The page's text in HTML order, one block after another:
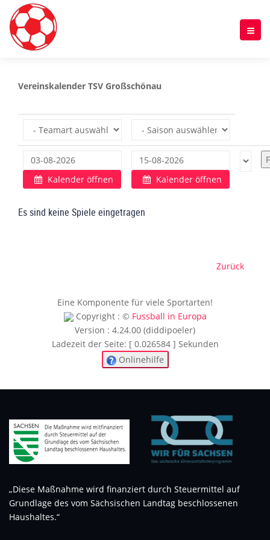
Vereinskalender TSV Großschönau
Kalender öffnen Kalender öffnen
Es sind keine Spiele eingetragen
Zurück
Eine Komponente für viele Sportarten!
Copyright : © Fussball in Europa
Version : 4.24.00 (diddipoeler)
Ladezeit der Seite: [ 0.026584 ] Sekunden
Onlinehilfe
„Diese Maßnahme wird finanziert durch Steuermittel auf
Grundlage des vom Sächsischen Landtag beschlossenen
Haushaltes.“